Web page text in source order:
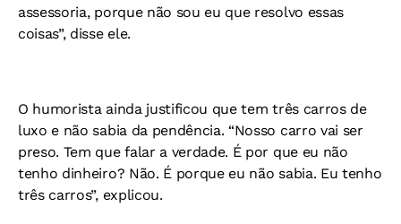
assessoria, porque não sou eu que resolvo essas
coisas”, disse ele.
O humorista ainda justificou que tem três carros de
luxo e não sabia da pendência. “Nosso carro vai ser
preso. Tem que falar a verdade. É por que eu não
tenho dinheiro? Não. É porque eu não sabia. Eu tenho
três carros”, explicou.